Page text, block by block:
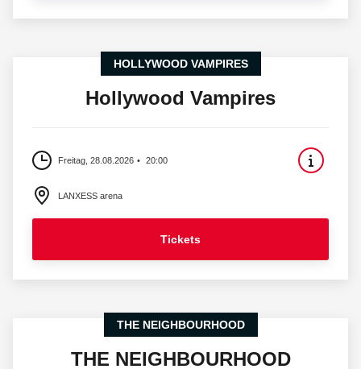
HOLLYWOOD VAMPIRES
Hollywood Vampires
Freitag, 28.08.2026 20:00
LANXESS arena
Tickets
THE NEIGHBOURHOOD
THE NEIGHBOURHOOD